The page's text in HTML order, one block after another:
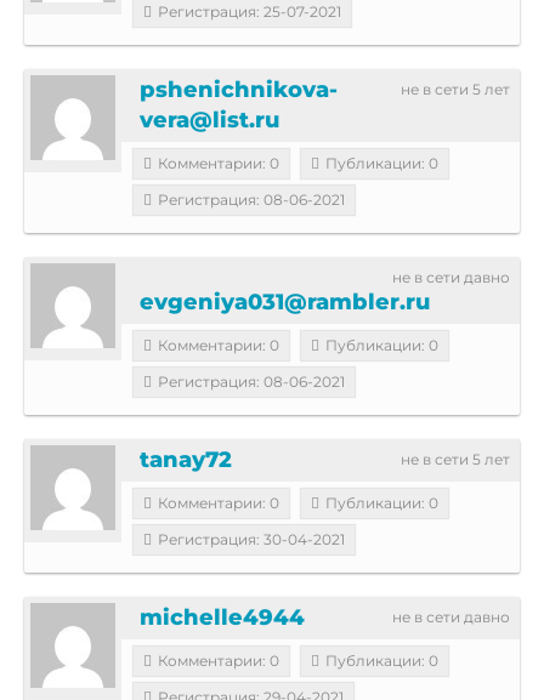
Регистрация: 25-07-2021
не в сети 5 лет
pshenichnikova-
vera@list.ru
Комментарии: 0
Публикации: 0
Регистрация: 08-06-2021
не в сети давно
evgeniya031@rambler.ru
Комментарии: 0
Публикации: 0
Регистрация: 08-06-2021
не в сети 5 лет
tanay72
Комментарии: 0
Публикации: 0
Регистрация: 30-04-2021
не в сети давно
michelle4944
Комментарии: 0
Публикации: 0